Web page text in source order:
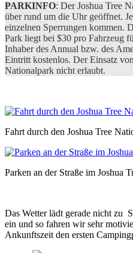
PARKINFO: Der Joshua Tree
über rund um die Uhr geöffnet.
einzelnen Sperrungen kommen.
Park liegt bei $30 pro Fahrzeug
Inhaber des Annual bzw. des
Eintritt kostenlos. Der Einsatz
Nationalpark nicht erlaubt.
Fahrt durch den Joshua Tree
Parken an der Straße im Joshua
Das Wetter lädt gerade nicht zu
ein und so fahren wir sehr
Ankunftszeit den ersten